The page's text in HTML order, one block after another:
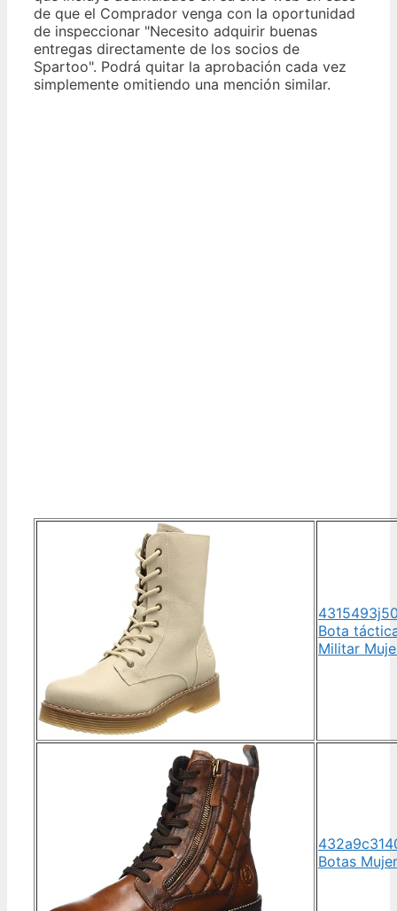
de que el Comprador venga con la oportunidad
de inspeccionar "Necesito adquirir buenas
entregas directamente de los socios de
Spartoo". Podrá quitar la aprobación cada vez
simplemente omitiendo una mención similar.
Bota
Militar
Botas Mujer